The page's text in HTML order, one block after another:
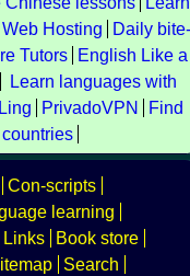
Hosting
Daily bite-
Tutors
English Like a
Learn languages with
PrivadoVPN
Find
Con-scripts
learning
Links
Book store
Search